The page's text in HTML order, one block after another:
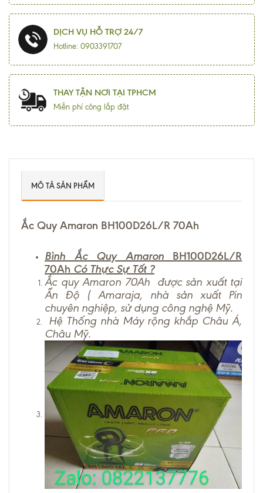
DỊCH VỤ HỖ TRỢ 24/7
Hotline: 0903391707
THAY TẬN NƠI TẠI TPHCM
Miễn phí công lắp đặt
MÔ TẢ SẢN PHẨM
Ắc Quy Amaron BH100D26L/R 70Ah
Bình Ắc Quy Amaron BH100D26L/R
70Ah Có Thực Sự Tốt ?
Ắc quy Amaron 70Ah được sản xuất tại
Ấn Độ ( Amaraja, nhà sản xuất Pin
chuyên nghiệp, sử dụng công nghệ Mỹ.
Hệ Thống nhà Máy rộng khắp Châu Á,
Châu Mỹ.